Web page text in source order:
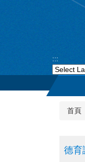
:::
首頁
德育